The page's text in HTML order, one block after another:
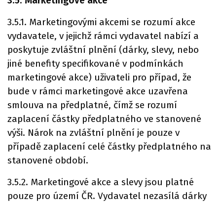
3.5.1. Marketingovými akcemi se rozumí akce
vydavatele, v jejichž rámci vydavatel nabízí a
poskytuje zvláštní plnění (dárky, slevy, nebo
jiné benefity specifikované v podmínkách
marketingové akce) uživateli pro případ, že
bude v rámci marketingové akce uzavřena
smlouva na předplatné, čímž se rozumí
zaplacení částky předplatného ve stanovené
výši. Nárok na zvláštní plnění je pouze v
případě zaplacení celé částky předplatného na
stanovené období.
3.5.2. Marketingové akce a slevy jsou platné
pouze pro území ČR. Vydavatel nezasílá dárky